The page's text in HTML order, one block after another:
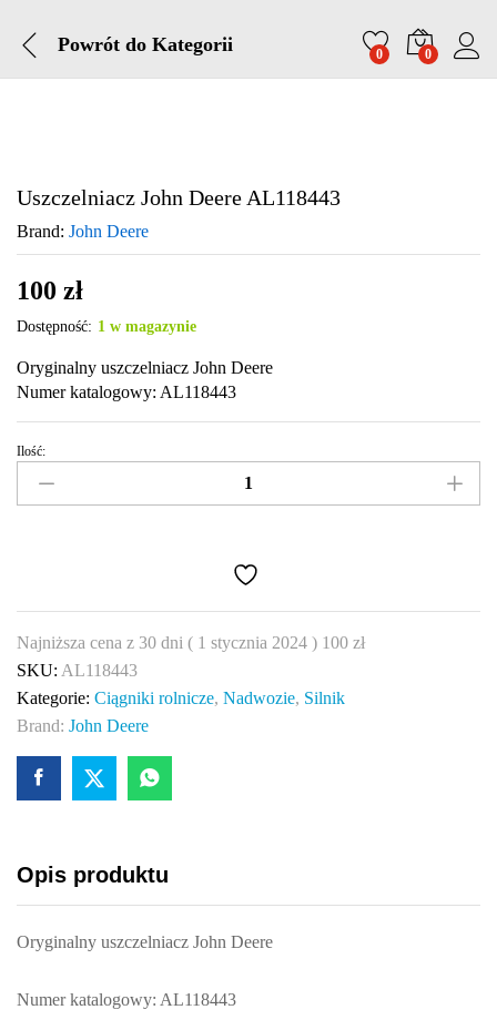
Powrót do Kategorii 0 0
Uszczelniacz John Deere AL118443
Brand: John Deere
100 zł
Dostępność: 1 w magazynie
Oryginalny uszczelniacz John Deere
Numer katalogowy: AL118443
Uszczelniacz
John
Ilość:
Najniższa cena z 30 dni ( 1 stycznia 2024 ) 100 zł
SKU: AL118443
Kategorie: Ciągniki rolnicze, Nadwozie, Silnik
Brand: John Deere
Opis produktu
Oryginalny uszczelniacz John Deere
Numer katalogowy: AL118443